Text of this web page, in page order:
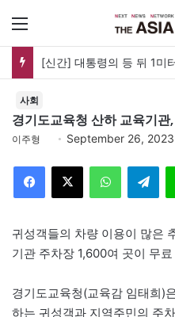
사회
경기도교육청 산하 교육기
이주형 September 26, 2023
Telegram
귀성객들의 차량 이용이 많은
기관 주차장 1,600여 곳이 무
경기도교육청(교육감 임태희)
하는 귀성객과 지역주민의 주